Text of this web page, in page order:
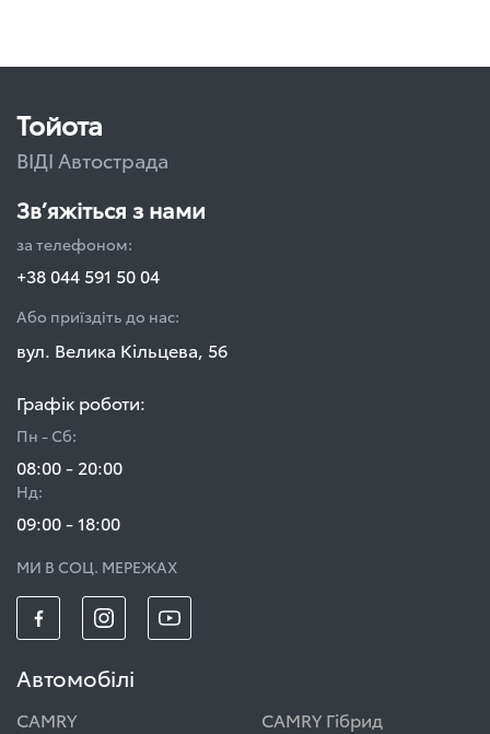
Тойота
ВІДІ Автострада
Зв’яжіться з нами
за телефоном:
+38 044 591 50 04
Або приїздіть до нас:
вул. Велика Кільцева, 56
Графік роботи:
Пн - Сб:
08:00 - 20:00
Нд:
09:00 - 18:00
МИ В СОЦ. МЕРЕЖАХ
Автомобілі
CAMRY
CAMRY Гібрид